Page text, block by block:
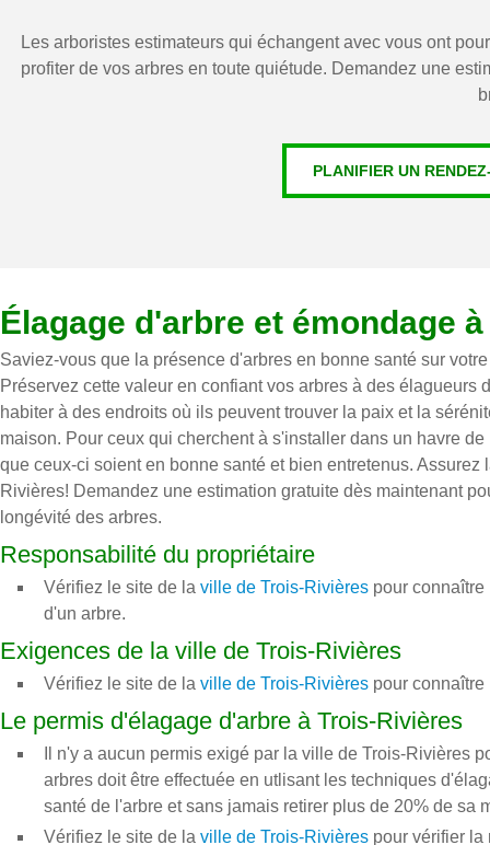
Les arboristes estimateurs qui échangent avec vous ont
profiter de vos arbres en toute quiétude. Demandez une
PLANIFIER UN
Élagage d'arbre et émondage
Saviez-vous que la présence d'arbres en bonne santé sur
Préservez cette valeur en confiant vos arbres à des
habiter à des endroits où ils peuvent trouver la paix et la
maison. Pour ceux qui cherchent à s'installer dans un havre
que ceux-ci soient en bonne santé et bien entretenus.
Rivières! Demandez une estimation gratuite dès maintenant
longévité des arbres.
Responsabilité du propriétaire
Vérifiez le site de la ville de Trois-Rivières pour
d'un arbre.
Exigences de la ville de Trois-Rivières
Vérifiez le site de la ville de Trois-Rivières pour
Le permis d'élagage d'arbre à Trois-Rivières
Il n'y a aucun permis exigé par la ville de Trois-Rivières
arbres doit être effectuée en utlisant les techniques
santé de l'arbre et sans jamais retirer plus de 20% de sa
Vérifiez le site de la ville de Trois-Rivières pour vérifier la